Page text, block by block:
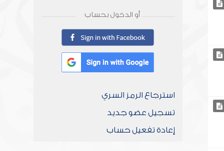
أو الدخول بحساب
استرجاع الرمز السري
تسجيل عضو جديد
إعادة تفعيل حساب